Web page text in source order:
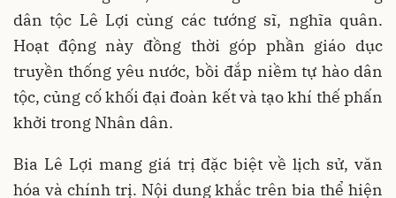
dân tộc Lê Lợi cùng các tướng sĩ, nghĩa quân.
Hoạt động này đồng thời góp phần giáo dục
truyền thống yêu nước, bồi đắp niềm tự hào dân
tộc, củng cố khối đại đoàn kết và tạo khí thế phấn
khởi trong Nhân dân.
Bia Lê Lợi mang giá trị đặc biệt về lịch sử, văn
hóa và chính trị. Nội dung khắc trên bia thể hiện